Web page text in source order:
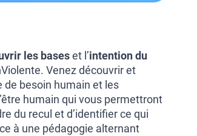
les baseset l’intention du
Venez découvrir et
besoin humain et les
humain qui vous permettront
du recul et d’identifier ce qui
à une pédagogie alternant